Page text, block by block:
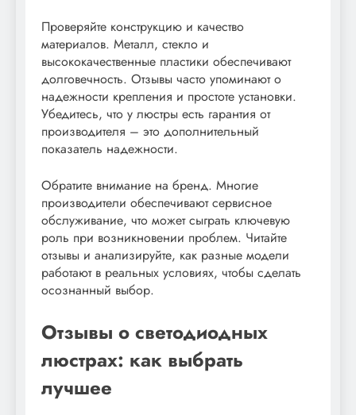
Проверяйте конструкцию и качество
материалов. Металл, стекло и
высококачественные пластики обеспечивают
долговечность. Отзывы часто упоминают о
надежности крепления и простоте установки.
Убедитесь, что у люстры есть гарантия от
производителя – это дополнительный
показатель надежности.
Обратите внимание на бренд. Многие
производители обеспечивают сервисное
обслуживание, что может сыграть ключевую
роль при возникновении проблем. Читайте
отзывы и анализируйте, как разные модели
работают в реальных условиях, чтобы сделать
осознанный выбор.
Отзывы о светодиодных
люстрах: как выбрать
лучшее